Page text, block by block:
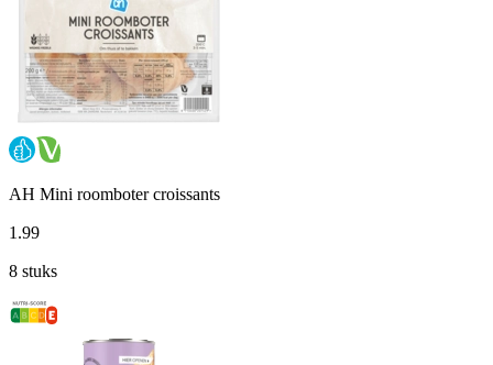
AH Mini roomboter croissants
1.99
8 stuks